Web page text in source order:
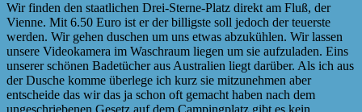
Wir finden den staatlichen Drei-Sterne-Platz direkt am Fluß, der
Vienne. Mit 6.50 Euro ist er der billigste soll jedoch der teuerste
werden. Wir gehen duschen um uns etwas abzukühlen. Wir lassen
unsere Videokamera im Waschraum liegen um sie aufzuladen. Eins
unserer schönen Badetücher aus Australien liegt darüber. Als ich aus
der Dusche komme überlege ich kurz sie mitzunehmen aber
entscheide das wir das ja schon oft gemacht haben nach dem